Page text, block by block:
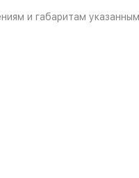
и габаритам